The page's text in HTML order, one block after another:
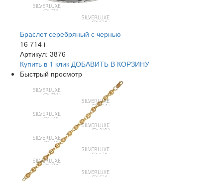
Браслет серебряный с чернью
16 714 i
Артикул: 3876
Купить в 1 клик ДОБАВИТЬ В КОРЗИНУ
Быстрый просмотр